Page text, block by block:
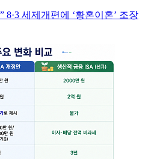
8·3 세제개편에 ‘황혼이혼’ 조장